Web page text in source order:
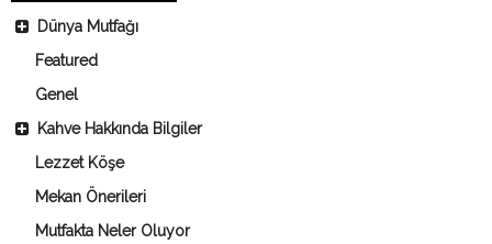
Dünya Mutfağı
Featured
Genel
Kahve Hakkında Bilgiler
Lezzet Köşe
Mekan Önerileri
Mutfakta Neler Oluyor